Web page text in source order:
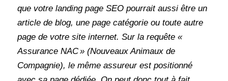
que votre landing page SEO pourrait aussi être un
article de blog, une page catégorie ou toute autre
page de votre site internet. Sur la requête «
Assurance NAC » (Nouveaux Animaux de
Compagnie), le même assureur est positionné